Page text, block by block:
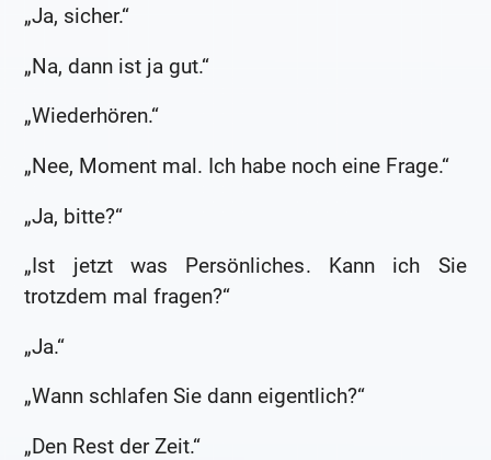
„Ja, sicher.“
„Na, dann ist ja gut.“
„Wiederhören.“
„Nee, Moment mal. Ich habe noch eine Frage.“
„Ja, bitte?“
„Ist jetzt was Persönliches. Kann ich Sie
trotzdem mal fragen?“
„Ja.“
„Wann schlafen Sie dann eigentlich?“
„Den Rest der Zeit.“